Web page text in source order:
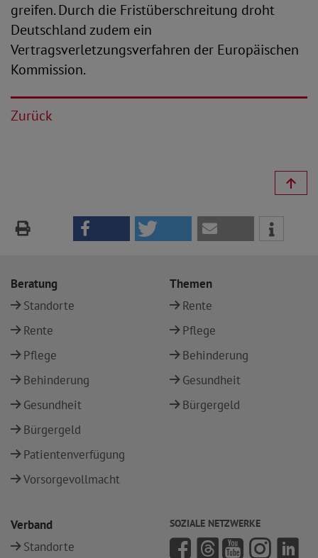
greifen. Durch die Fristüberschreitung droht
Deutschland zudem ein
Vertragsverletzungsverfahren der Europäischen
Kommission.
Zurück
Beratung
Standorte
Rente
Pflege
Behinderung
Gesundheit
Bürgergeld
Patientenverfügung
Vorsorgevollmacht
Themen
Rente
Pflege
Behinderung
Gesundheit
Bürgergeld
Verband
Standorte
SOZIALE NETZWERKE